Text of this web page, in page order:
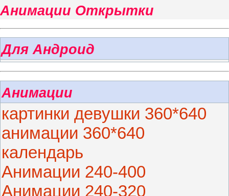
Анимации Открытки
Для Андроид
Анимации
картинки девушки 360*640
анимации 360*640
календарь
Анимации 240-400
Анимации 240-320